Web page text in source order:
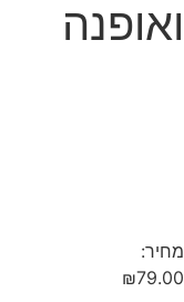
ואופנה
מחיר:
₪79.00